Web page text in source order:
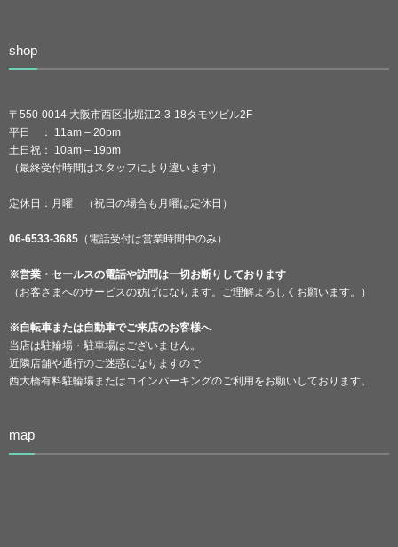
shop
〒550-0014 大阪市西区北堀江2-3-18タモツビル2F
平日 ： 11am – 20pm
土日祝： 10am – 19pm
（最終受付時間はスタッフにより違います）
定休日：月曜 （祝日の場合も月曜は定休日）
06-6533-3685 （電話受付は営業時間中のみ）
※営業・セールスの電話や訪問は一切お断りしております
（お客さまへのサービスの妨げになります。ご理解よろしくお願います。）
※自転車または自動車でご来店のお客様へ
当店は駐輪場・駐車場はございません。
近隣店舗や通行のご迷惑になりますので
西大橋有料駐輪場またはコインパーキングのご利用をお願いしております。
map